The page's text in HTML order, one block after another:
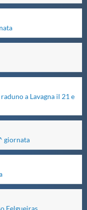
a Lavagna il 21 e
giornata
Felgueiras